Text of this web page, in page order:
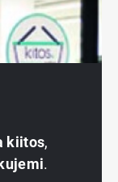
kiitos,
.